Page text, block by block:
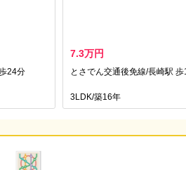
24分
7.3万円
とさでん交通後免線/長崎駅
3LDK/築16年